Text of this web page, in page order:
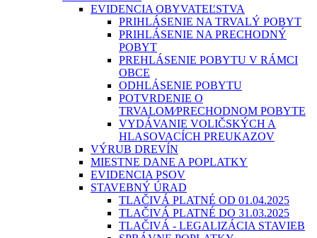
EVIDENCIA OBYVATEĽSTVA
PRIHLÁSENIE NA TRVALÝ POBYT
PRIHLÁSENIE NA PRECHODNÝ
POBYT
PREHLÁSENIE POBYTU V RÁMCI
OBCE
ODHLÁSENIE POBYTU
POTVRDENIE O
TRVALOM⁄PRECHODNOM POBYTE
VYDÁVANIE VOLIČSKÝCH A
HLASOVACÍCH PREUKAZOV
VÝRUB DREVÍN
MIESTNE DANE A POPLATKY
EVIDENCIA PSOV
STAVEBNÝ ÚRAD
TLAČIVÁ PLATNÉ OD 01.04.2025
TLAČIVÁ PLATNÉ DO 31.03.2025
TLAČIVÁ - LEGALIZÁCIA STAVIEB